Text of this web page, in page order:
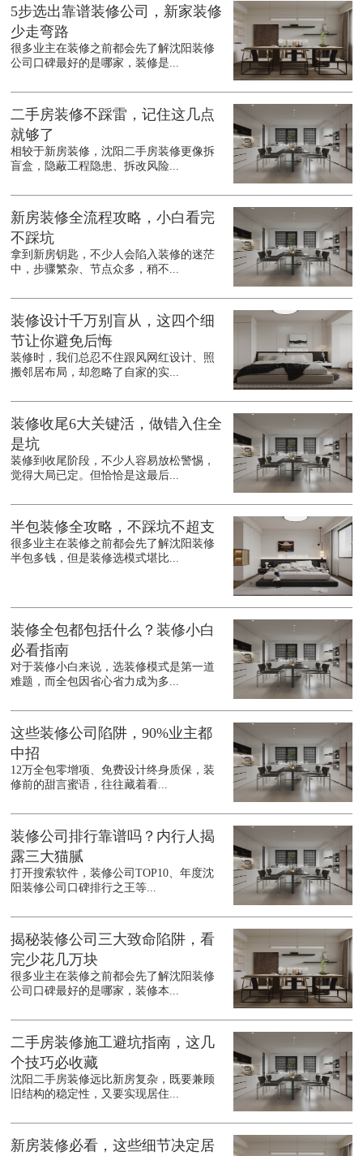
5步选出靠谱装修公司，新家装修
少走弯路
很多业主在装修之前都会先了解沈阳装修
公司口碑最好的是哪家，装修是...
二手房装修不踩雷，记住这几点
就够了
相较于新房装修，沈阳二手房装修更像拆
盲盒，隐蔽工程隐患、拆改风险...
新房装修全流程攻略，小白看完
不踩坑
拿到新房钥匙，不少人会陷入装修的迷茫
中，步骤繁杂、节点众多，稍不...
装修设计千万别盲从，这四个细
节让你避免后悔
装修时，我们总忍不住跟风网红设计、照
搬邻居布局，却忽略了自家的实...
装修收尾6大关键活，做错入住全
是坑
装修到收尾阶段，不少人容易放松警惕，
觉得大局已定。但恰恰是这最后...
半包装修全攻略，不踩坑不超支
很多业主在装修之前都会先了解沈阳装修
半包多钱，但是装修选模式堪比...
装修全包都包括什么？装修小白
必看指南
对于装修小白来说，选装修模式是第一道
难题，而全包因省心省力成为多...
这些装修公司陷阱，90%业主都
中招
12万全包零增项、免费设计终身质保，装
修前的甜言蜜语，往往藏着看...
装修公司排行靠谱吗？内行人揭
露三大猫腻
打开搜索软件，装修公司TOP10、年度沈
阳装修公司口碑排行之王等...
揭秘装修公司三大致命陷阱，看
完少花几万块
很多业主在装修之前都会先了解沈阳装修
公司口碑最好的是哪家，装修本...
二手房装修施工避坑指南，这几
个技巧必收藏
沈阳二手房装修远比新房复杂，既要兼顾
旧结构的稳定性，又要实现居住...
新房装修必看，这些细节决定居